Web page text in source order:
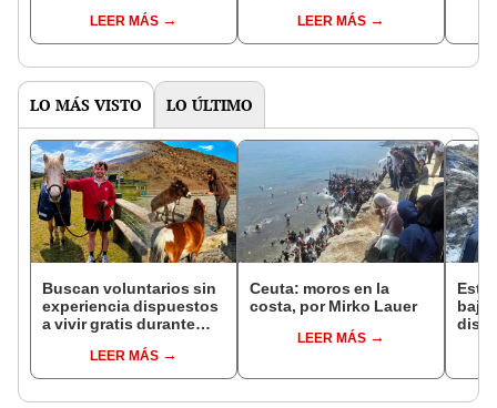
nueve meses
secuestrado
LEER MÁS
polémicas: "La política
no es lo mío"
LEER MÁS
LO MÁS VISTO LO ÚLTIMO
Buscan voluntarios sin
experiencia dispuestos
a vivir gratis durante
cuidar caballos, burros
y otros animales
LEER MÁS
Ceuta: moros en la
costa, por Mirko Lauer
LEER MÁS
Este
bajo